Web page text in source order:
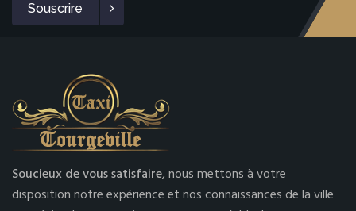
Souscrire
Soucieux de vous satisfaire,nous mettons à votre
disposition notre expérience et nos connaissances de la ville